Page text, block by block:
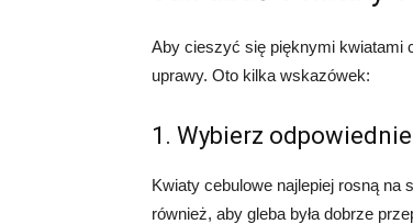
Aby cieszyć się pięknymi kwiatami
uprawy. Oto kilka wskazówek:
1. Wybierz
Kwiaty cebulowe najlepiej rosną na
również, aby gleba była dobrze